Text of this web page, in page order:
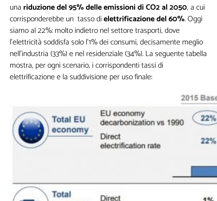
unariduzione del 95% delle emissioni di CO2 al 2050, a cui
corrisponderebbe un tasso dielettrificazione del 60%. Oggi
siamo al 22%: molto indietro nel settore trasporti, dove
l’elettricità soddisfa solo l’1% dei consumi, decisamente meglio
nell’industria (33%) e nel residenziale (34%). La seguente tabella
mostra, per ogni scenario, i corrispondenti tassi di
elettrificazione e la suddivisione per uso finale: